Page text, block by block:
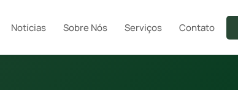
Notícias Sobre Nós Serviços Contato